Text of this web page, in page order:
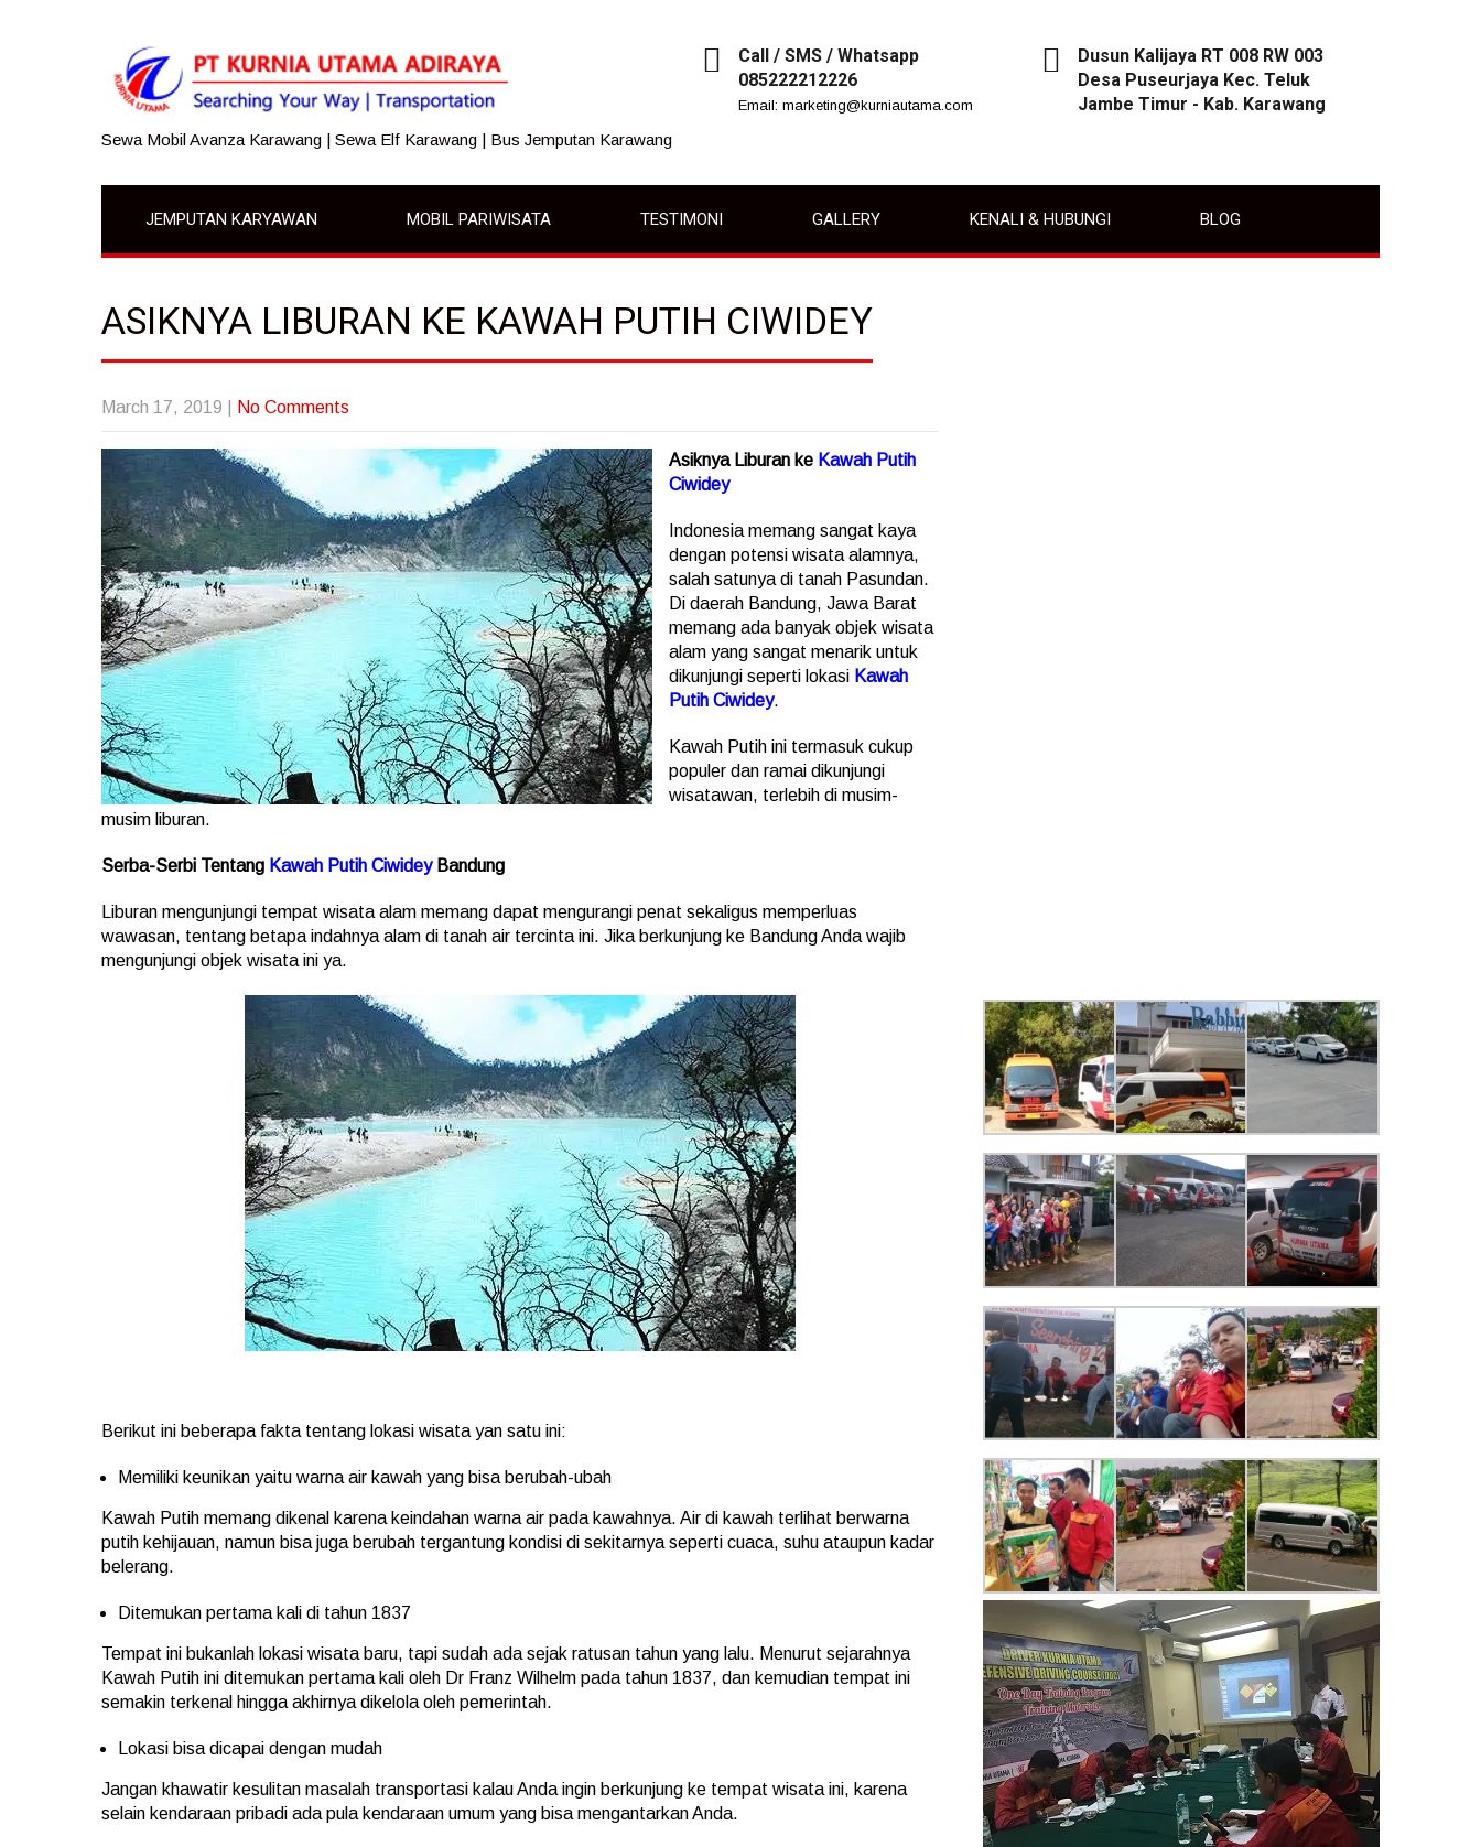
Sewa Mobil Avanza Karawang | Sewa Elf Karawang | Bus Jemputan Karawang
Call / SMS / Whatsapp
085222212226
Email: marketing@kurniautama.com
Dusun Kalijaya RT 008 RW 003
Desa Puseurjaya Kec. Teluk
Jambe Timur - Kab. Karawang
JEMPUTAN KARYAWAN MOBIL PARIWISATA TESTIMONI GALLERY KENALI & HUBUNGI BLOG
ASIKNYA LIBURAN KE KAWAH PUTIH CIWIDEY
March 17, 2019 No Comments
Asiknya Liburan ke Kawah Putih
Ciwidey
Indonesia memang sangat kaya
dengan potensi wisata alamnya,
salah satunya di tanah Pasundan.
Di daerah Bandung, Jawa Barat
memang ada banyak objek wisata
alam yang sangat menarik untuk
dikunjungi seperti lokasi Kawah
Putih Ciwidey.
Kawah Putih ini termasuk cukup
populer dan ramai dikunjungi
wisatawan, terlebih di musim-
musim liburan.
Serba-Serbi Tentang Kawah Putih CiwideyBandung
Liburan mengunjungi tempat wisata alam memang dapat mengurangi penat sekaligus memperluas
wawasan, tentang betapa indahnya alam di tanah air tercinta ini. Jika berkunjung ke Bandung Anda wajib
mengunjungi objek wisata ini ya.
Berikut ini beberapa fakta tentang lokasi wisata yan satu ini:
Memiliki keunikan yaitu warna air kawah yang bisa berubah-ubah
Kawah Putih memang dikenal karena keindahan warna air pada kawahnya. Air di kawah terlihat berwarna
putih kehijauan, namun bisa juga berubah tergantung kondisi di sekitarnya seperti cuaca, suhu ataupun kadar
belerang.
Ditemukan pertama kali di tahun 1837
Tempat ini bukanlah lokasi wisata baru, tapi sudah ada sejak ratusan tahun yang lalu. Menurut sejarahnya
Kawah Putih ini ditemukan pertama kali oleh Dr Franz Wilhelm pada tahun 1837, dan kemudian tempat ini
semakin terkenal hingga akhirnya dikelola oleh pemerintah.
Lokasi bisa dicapai dengan mudah
Jangan khawatir kesulitan masalah transportasi kalau Anda ingin berkunjung ke tempat wisata ini, karena
selain kendaraan pribadi ada pula kendaraan umum yang bisa mengantarkan Anda.